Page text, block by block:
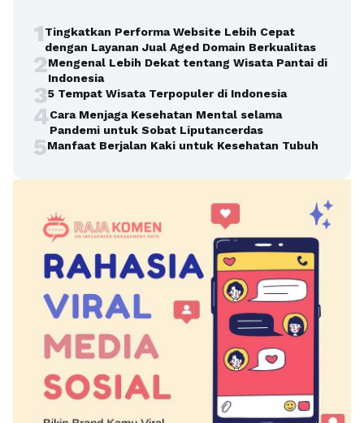
1Tingkatkan Performa Website Lebih Cepat
dengan Layanan Jual Aged Domain Berkualitas
2Mengenal Lebih Dekat tentang Wisata Pantai di
Indonesia
35 Tempat Wisata Terpopuler di Indonesia
4Cara Menjaga Kesehatan Mental selama
Pandemi untuk Sobat Liputancerdas
5Manfaat Berjalan Kaki untuk Kesehatan Tubuh